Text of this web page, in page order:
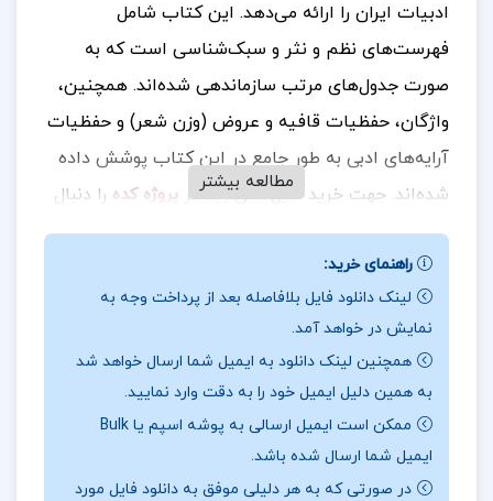
ادبیات ایران را ارائه می‌دهد. این کتاب شامل
فهرست‌های نظم و نثر و سبک‌شناسی است که به
صورت جدول‌های مرتب سازماندهی شده‌اند. همچنین،
واژگان، حفظیات قافیه و عروض (وزن شعر) و حفظیات
آرایه‌های ادبی به طور جامع در این کتاب پوشش داده
شده‌اند. جهت خرید فایل های بیشتر پروژه کده را دنبال
کنید.
درباره نویسنده کتاب حفظیات علوم وفنون ادبی سعید
عنبرستانی :کتاب “حفظیات علوم و فنون ادبی کنکور” از
مجموعه کتاب‌های لقمه طلایی، شامل مطالب علوم و
فنون ادبی مقاطع دهم، یازدهم و دوازدهم است و ویژه
داوطلبان کنکور رشته انسانی به قلم سعید عنبرستانی
مطالعه بیشتر
راهنمای خرید:
لینک دانلود فایل بلافاصله بعد از پرداخت وجه به
نمایش در خواهد آمد.
همچنین لینک دانلود به ایمیل شما ارسال خواهد شد
به همین دلیل ایمیل خود را به دقت وارد نمایید.
ممکن است ایمیل ارسالی به پوشه اسپم یا Bulk
ایمیل شما ارسال شده باشد.
در صورتی که به هر دلیلی موفق به دانلود فایل مورد